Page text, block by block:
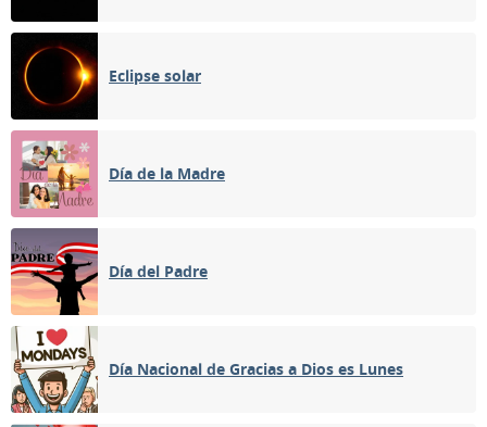
Eclipse solar
Día de la Madre
Día del Padre
Día Nacional de Gracias a Dios es Lunes